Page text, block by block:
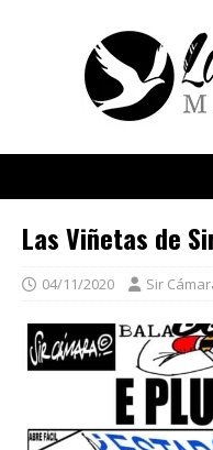
Las Viñetas de
04/11/2020 Sir